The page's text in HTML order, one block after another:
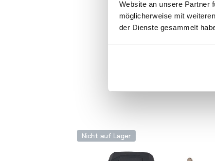
Website an unsere Partner
möglicherweise mit
der Dienste gesammelt
Nicht auf Lager